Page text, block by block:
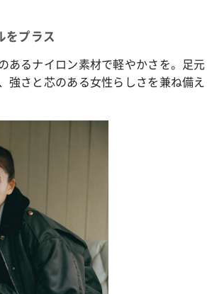
をプラス
あるナイロン素材で軽やかさを。足元
強さと芯のある女性らしさを兼ね備え